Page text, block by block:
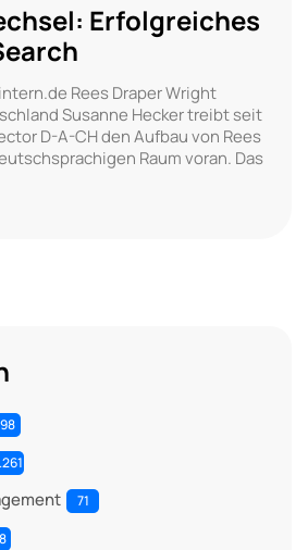
Erfolgreiches
Rees Draper Wright
Susanne Hecker treibt seit
D-A-CH den Aufbau von Rees
Raum voran. Das
71